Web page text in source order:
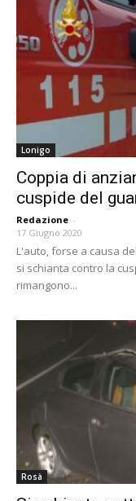
Lonigo
Coppia di
cuspide del
Redazione -
17 Giugno 2020
L'auto, forse a causa
si schianta contro la
rimangono...
Rosà